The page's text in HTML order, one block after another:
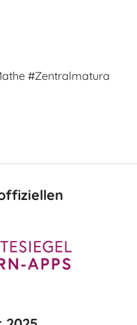
#Zentralmatura